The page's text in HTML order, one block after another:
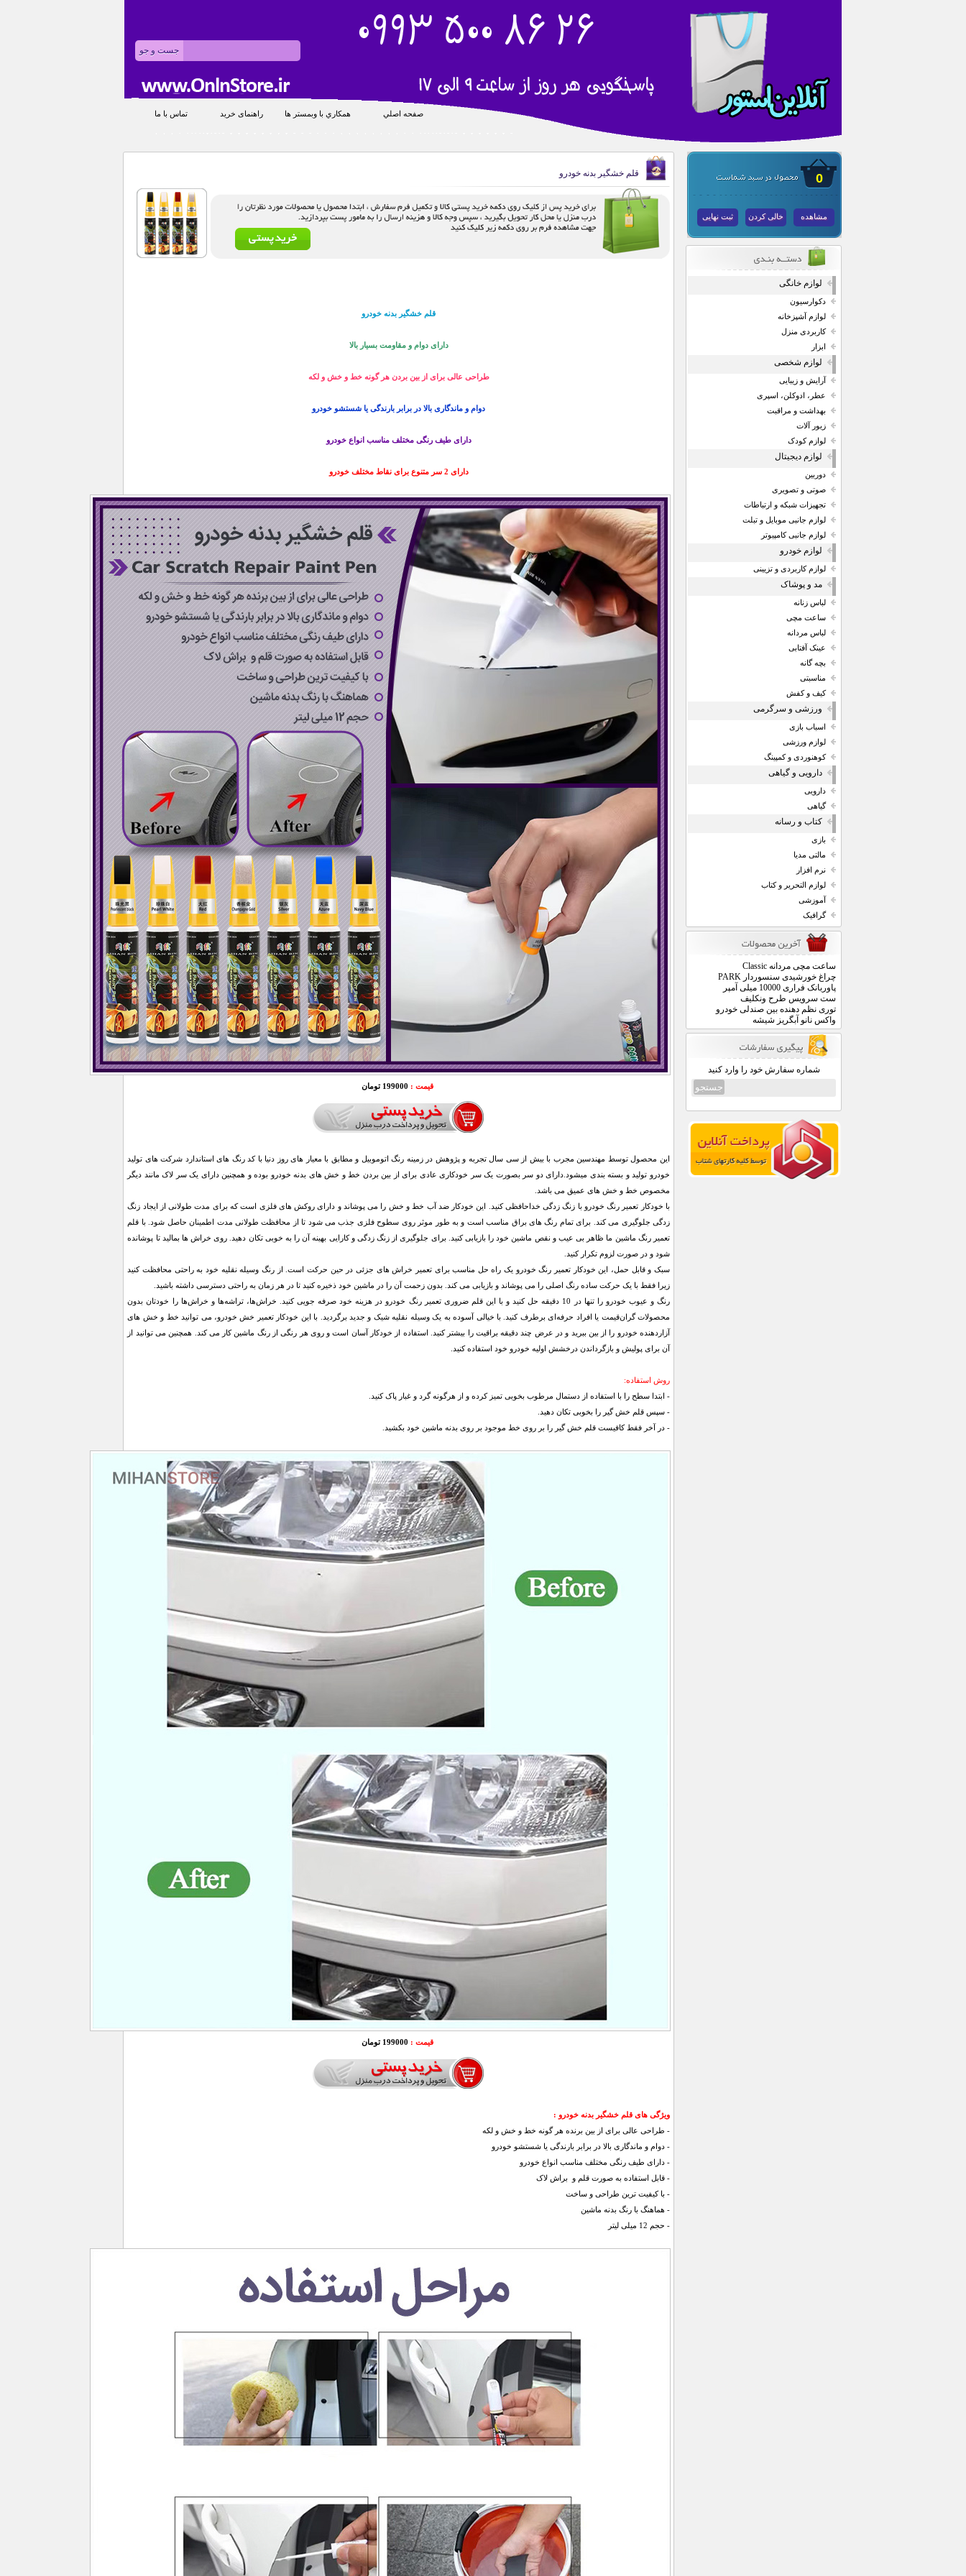
صفحه اصلي همکاري با وبمستر ها راهنمای خرید تماس با ما
0
مشاهده خالی کردن ثبت نهایی
لوازم خانگی
دکوارسیون
لوازم آشپزخانه
کاربردی منزل
ابزار
لوازم شخصی
آرایش و زیبایی
عطر، ادوکلن، اسپری
بهداشت و مراقبت
زیور آلات
لوازم کودک
لوازم دیجیتال
دوربین
صوتی و تصویری
تجهیزات شبکه و ارتباطات
لوازم جانبی موبایل و تبلت
لوازم جانبی کامپیوتر
لوازم خودرو
لوازم کاربردی و تزیینی
مد و پوشاک
لباس زنانه
ساعت مچی
لباس مردانه
عینک آفتابی
بچه گانه
مناسبتی
کیف و کفش
ورزشی و سرگرمی
اسباب بازی
لوازم ورزشی
کوهنوردی و کمپینگ
دارویی و گیاهی
دارویی
گیاهی
کتاب و رسانه
بازی
مالتی مدیا
نرم افزار
لوازم التحریر و کتاب
آموزشی
گرافیک
ساعت مچی مردانه Classic
چراغ خورشیدی سنسوردار PARK
پاوربانک فراری 10000 میلی آمپر
ست سرویس طرح ونکلیف
توری نظم دهنده بین صندلی خودرو
واکس نانو آبگریز شیشه
شماره سفارش خود را وارد کنید
قلم خشگیر بدنه خودرو
قلم خشگیر بدنه خودرو
دارای دوام و مقاومت بسیار بالا
طراحی عالی برای از بین بردن هر گونه خط و خش و لکه
دوام و ماندگاری بالا در برابر بارندگی یا شستشو خودرو
دارای طیف رنگی مختلف مناسب انواع خودرو
دارای 2 سر متنوع برای نقاط مختلف خودرو
قیمت : 199000 تومان
این محصول توسط مهندسین مجرب با بیش از سی سال تجربه و پژوهش در زمینه رنگ اتوموبیل و مطابق با معیار های روز دنیا با کد رنگ های استاندارد شرکت های تولید
خودرو تولید و بسته بندی میشود.دارای دو سر بصورت یک سر خودکاری عادی برای از بین بردن خط و خش های بدنه خودرو بوده و همچنین دارای یک سر لاک مانند دیگر
مخصوص خط و خش های عمیق می باشد.
با خودکار تعمیر رنگ خودرو با زنگ زدگی خداحافظی کنید. این خودکار ضد آب خط و خش را می پوشاند و دارای روکش های فلزی است که برای مدت طولانی از ایجاد زنگ
زدگی جلوگیری می کند. برای تمام رنگ های براق مناسب است و به طور موثر روی سطوح فلزی جذب می شود تا از محافظت طولانی مدت اطمینان حاصل شود. با قلم
تعمیر رنگ ماشین ما ظاهر بی عیب و نقص ماشین خود را بازیابی کنید. برای جلوگیری از زنگ زدگی و کارایی بهینه آن را به خوبی تکان دهید. روی خراش ها بمالید تا پوشانده
شود و در صورت لزوم تکرار کنید.
سبک و قابل حمل، این خودکار تعمیر رنگ خودرو یک راه حل مناسب برای تعمیر خراش های جزئی در حین حرکت است. از رنگ وسیله نقلیه خود به راحتی محافظت کنید
زیرا فقط با یک حرکت ساده رنگ اصلی را می پوشاند و بازیابی می کند. بدون زحمت آن را در ماشین خود ذخیره کنید تا در هر زمان به راحتی دسترسی داشته باشید.
رنگ و عیوب خودرو را تنها در 10 دقیقه حل کنید و با این قلم ضروری تعمیر رنگ خودرو در هزینه خود صرفه جویی کنید. خراش‌ها، تراشه‌ها و خراش‌ها را خودتان بدون
محصولات گران‌قیمت یا افراد حرفه‌ای برطرف کنید. با خیالی آسوده به یک وسیله نقلیه شیک و جدید برگردید. با این خودکار تعمیر خش خودرو، می توانید خط و خش های
آزاردهنده خودرو را از بین ببرید و در عرض چند دقیقه براقیت را بیشتر کنید. استفاده از خودکار آسان است و روی هر رنگی از رنگ ماشین کار می کند. همچنین می توانید از
آن برای پولیش و بازگرداندن درخشش اولیه خودرو خود استفاده کنید.
روش استفاده:
- ابتدا سطح را با استفاده از دستمال مرطوب بخوبی تمیز کرده و از هرگونه گرد و غبار پاک کنید.
- سپس قلم خش گیر را بخوبی تکان دهید.
- در آخر فقط کافیست قلم خش گیر را بر روی خط موجود بر روی بدنه ماشین خود بکشید.
قیمت : 199000 تومان
ویژگی های قلم خشگیر بدنه خودرو :
- طراحی عالی برای از بین برنده هر گونه خط و خش و لکه
- دوام و ماندگاری بالا در برابر بارندگی یا شستشو خودرو
- دارای طیف رنگی مختلف مناسب انواع خودرو
- قابل استفاده به صورت قلم و براش لاک
- با کیفیت ترین طراحی و ساخت
- هماهنگ با رنگ بدنه ماشین
- حجم 12 میلی لیتر